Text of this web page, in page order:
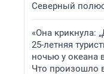
Северный
«Она крикнула:
25-летняя
ночью у океана
Что произошло